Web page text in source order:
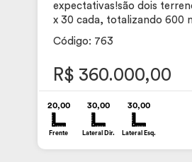
expectativas!são dois
x 30 cada, totalizando 600
Código: 763
R$ 360.000,00
20,00
Frente
30,00
Lateral Dir.
30,00
Lateral Esq.